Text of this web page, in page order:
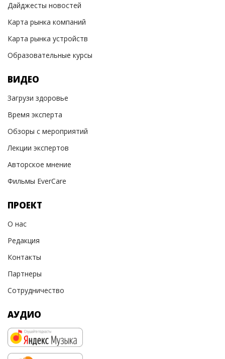
Дайджесты новостей
Карта рынка компаний
Карта рынка устройств
Образовательные курсы
ВИДЕО
Загрузи здоровье
Время эксперта
Обзоры с мероприятий
Лекции экспертов
Авторское мнение
Фильмы EverCare
ПРОЕКТ
О нас
Редакция
Контакты
Партнеры
Сотрудничество
АУДИО